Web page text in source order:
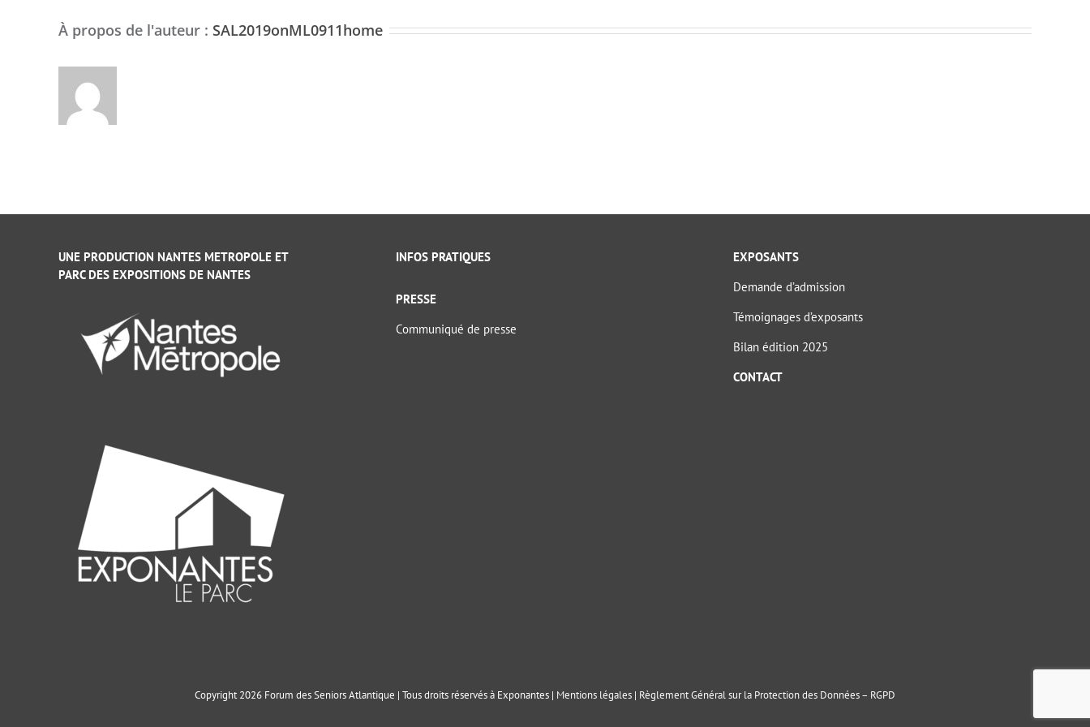
À propos de l'auteur : SAL2019onML0911home
UNE PRODUCTION NANTES METROPOLE ET
PARC DES EXPOSITIONS DE NANTES
INFOS PRATIQUES
PRESSE
Communiqué de presse
EXPOSANTS
Demande d’admission
Témoignages d’exposants
Bilan édition 2025
CONTACT
Copyright 2026 Forum des Seniors Atlantique | Tous droits réservés à Exponantes | Mentions légales | Règlement Général sur la Protection des Données – RGPD